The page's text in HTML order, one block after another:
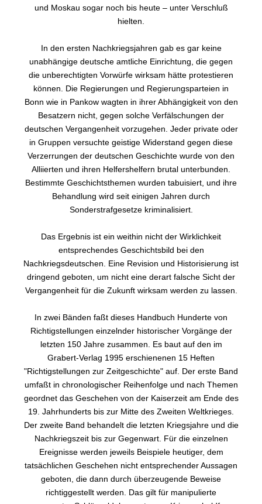
und Moskau sogar noch bis heute – unter Verschluß
hielten.
In den ersten Nachkriegsjahren gab es gar keine
unabhängige deutsche amtliche Einrichtung, die gegen
die unberechtigten Vorwürfe wirksam hätte protestieren
können. Die Regierungen und Regierungsparteien in
Bonn wie in Pankow wagten in ihrer Abhängigkeit von den
Besatzern nicht, gegen solche Verfälschungen der
deutschen Vergangenheit vorzugehen. Jeder private oder
in Gruppen versuchte geistige Widerstand gegen diese
Verzerrungen der deutschen Geschichte wurde von den
Alliierten und ihren Helfershelfern brutal unterbunden.
Bestimmte Geschichtsthemen wurden tabuisiert, und ihre
Behandlung wird seit einigen Jahren durch
Sonderstrafgesetze kriminalisiert.
Das Ergebnis ist ein weithin nicht der Wirklichkeit
entsprechendes Geschichtsbild bei den
Nachkriegsdeutschen. Eine Revision und Historisierung ist
dringend geboten, um nicht eine derart falsche Sicht der
Vergangenheit für die Zukunft wirksam werden zu lassen.
In zwei Bänden faßt dieses Handbuch Hunderte von
Richtigstellungen einzelnder historischer Vorgänge der
letzten 150 Jahre zusammen. Es baut auf den im
Grabert-Verlag 1995 erschienenen 15 Heften
"Richtigstellungen zur Zeitgeschichte" auf. Der erste Band
umfaßt in chronologischer Reihenfolge und nach Themen
geordnet das Geschehen von der Kaiserzeit am Ende des
19. Jahrhunderts bis zur Mitte des Zweiten Weltkrieges.
Der zweite Band behandelt die letzten Kriegsjahre und die
Nachkriegszeit bis zur Gegenwart. Für die einzelnen
Ereignisse werden jeweils Beispiele heutiger, dem
tatsächlichen Geschehen nicht entsprechender Aussagen
geboten, die dann durch überzeugende Beweise
richtiggestellt werden. Das gilt für manipulierte